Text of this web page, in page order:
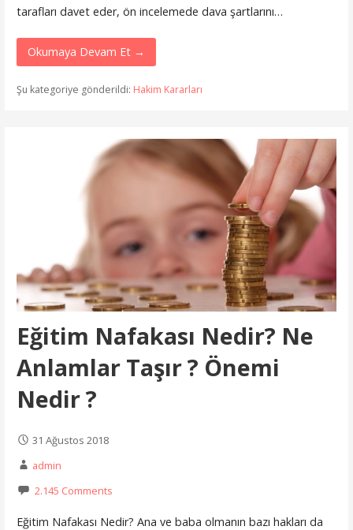
tarafları davet eder, ön incelemede dava şartlarını…
Okumaya Devam Et →
Şu kategoriye gönderildi: Hakim Kararları
Eğitim Nafakası Nedir? Ne
Anlamlar Taşır ? Önemi
Nedir ?
31 Ağustos 2018
admin
2.145 Comments
Eğitim Nafakası Nedir? Ana ve baba olmanın bazı hakları da